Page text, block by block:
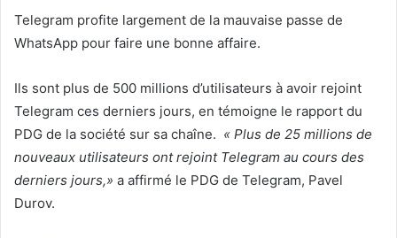
e
l
Telegram profite largement de la mauvaise passe de
WhatsApp pour faire une bonne affaire.
Ils sont plus de 500 millions d’utilisateurs à avoir rejoint
Telegram ces derniers jours, en témoigne le rapport du
PDG de la société sur sa chaîne. « Plus de 25 millions de
nouveaux utilisateurs ont rejoint Telegram au cours des
derniers jours,» a affirmé le PDG de Telegram, Pavel
Durov.